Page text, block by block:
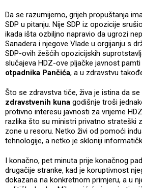
Da se razumijemo, grijeh propuštanja
SDP u pitanju. Nije SDP iz opozicije
ikada išta ozbiljno napravio da ugrozi
Sanadera i njegove Vlade u orgijanju s
SDP-ovih žešćih opozicijskih
slučajeva HDZ-ove pljačke javnost
otpadnika Pančića, a u zdravstvu
Što se zdravstva tiče, živa je istina da se
zdravstvenih kuna godišnje troši
protivno interesu javnosti za vrijeme
razlika što su ministri privatno strateški
zone u resoru. Netko živi od pomoći
tehnologije, a netko je skloniji
I konačno, pet minuta prije konačnog
drugačije stranke, kad je koruptivnost
dokazana na konkretnom primjeru, a u